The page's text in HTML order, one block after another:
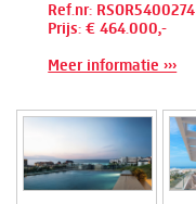
Ref.nr: RSOR5400274
Prijs: € 464.000,-
Meer informatie ›››